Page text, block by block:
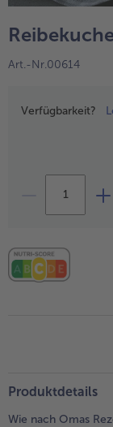
alle
alle
alle
- 5
Art.-Nr.00614
Preisangabe
Verfügbarkeit?
Produktdetails
Wie nach Omas